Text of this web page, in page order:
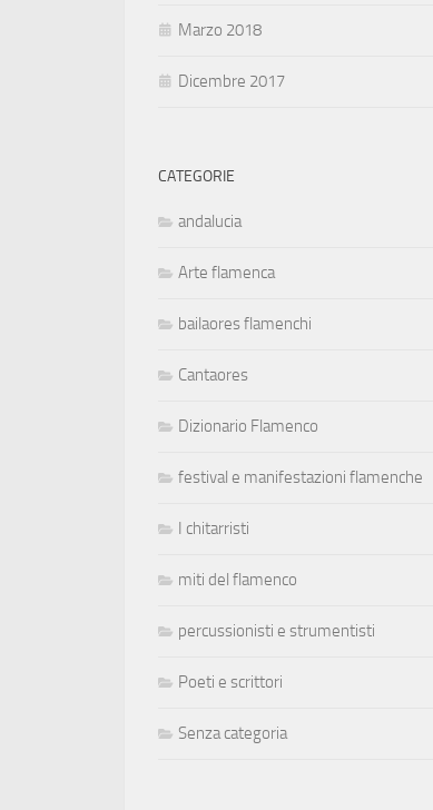
Marzo 2018
Dicembre 2017
CATEGORIE
andalucia
Arte flamenca
bailaores flamenchi
Cantaores
Dizionario Flamenco
festival e manifestazioni flamenche
I chitarristi
miti del flamenco
percussionisti e strumentisti
Poeti e scrittori
Senza categoria